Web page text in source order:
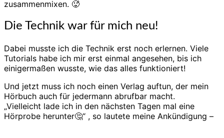
zusammenmixen. 🥵
Die Technik war für mich neu!
Dabei musste ich die Technik erst noch erlernen. Viele
Tutorials habe ich mir erst einmal angesehen, bis ich
einigermaßen wusste, wie das alles funktioniert!
Und jetzt muss ich noch einen Verlag auftun, der mein
Hörbuch auch für jedermann abrufbar macht.
„Vielleicht lade ich in den nächsten Tagen mal eine
Hörprobe herunter🤔“ , so lautete meine Ankündigung –